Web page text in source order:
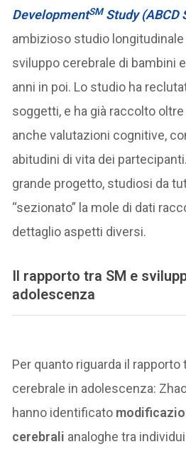
DevelopmentSMStudy (ABCD
ambizioso studio
sviluppo cerebrale di bambini
anni in poi. Lo studio ha
soggetti, e ha già raccolto
anche valutazioni cognitive,
abitudini di vita dei
grande progetto, studiosi da
“sezionato” la mole di dati
dettaglio aspetti diversi.
Il rapporto tra SM e
adolescenza
Per quanto riguarda il rapporto
cerebrale in adolescenza:
hanno identificato
cerebrali analoghe tra